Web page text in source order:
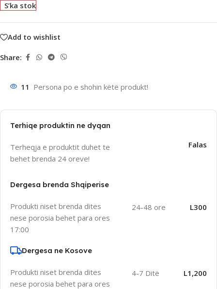
S’ka stok
Add to wishlist
Share:
11 Persona po e shohin këtë produkt!
Terhiqe produktin ne dyqan
Terheqja e produktit duhet te
behet brenda 24 oreve!
Falas
Dergesa brenda Shqiperise
Produkti niset brenda dites
nese porosia behet para ores
17:00
24-48 ore L300
Dergesa ne Kosove
Produkti niset brenda dites
nese porosia behet para ores
4-7 Ditë L1,200